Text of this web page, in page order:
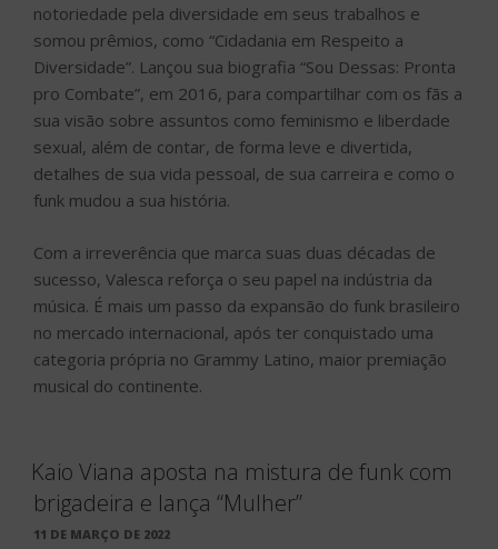
notoriedade pela diversidade em seus trabalhos e
somou prêmios, como “Cidadania em Respeito a
Diversidade”. Lançou sua biografia “Sou Dessas: Pronta
pro Combate”, em 2016, para compartilhar com os fãs a
sua visão sobre assuntos como feminismo e liberdade
sexual, além de contar, de forma leve e divertida,
detalhes de sua vida pessoal, de sua carreira e como o
funk mudou a sua história.
Com a irreverência que marca suas duas décadas de
sucesso, Valesca reforça o seu papel na indústria da
música. É mais um passo da expansão do funk brasileiro
no mercado internacional, após ter conquistado uma
categoria própria no Grammy Latino, maior premiação
musical do continente.
Kaio Viana aposta na mistura de funk com
brigadeira e lança “Mulher”
PUBLICADO
11 DE MARÇO DE 2022